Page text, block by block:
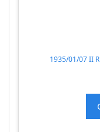
1935/01/07 II